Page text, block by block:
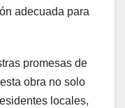
adecuada para
promesas de
obra no solo
locales,